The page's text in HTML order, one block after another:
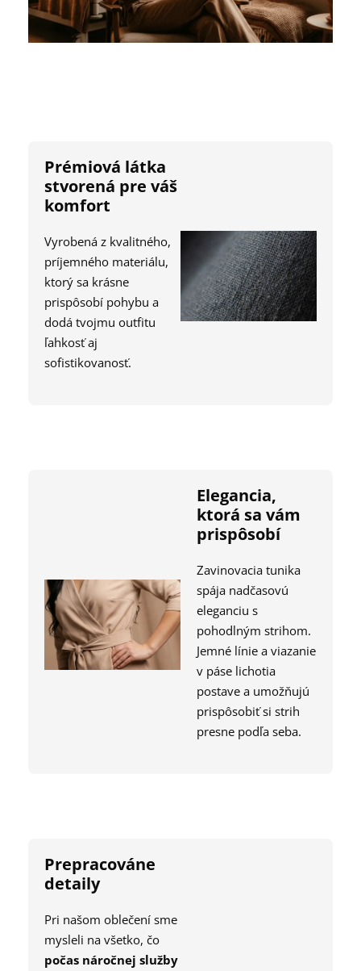
Prémiová látka
stvorená pre váš
komfort
Vyrobená z kvalitného,
príjemného materiálu,
ktorý sa krásne
prispôsobí pohybu a
dodá tvojmu outfitu
ľahkosť aj
sofistikovanosť.
Elegancia,
ktorá sa vám
prispôsobí
Zavinovacia tunika
spája nadčasovú
eleganciu s
pohodlným strihom.
Jemné línie a viazanie
v páse lichotia
postave a umožňujú
prispôsobiť si strih
presne podľa seba.
Prepracováne
detaily
Pri našom oblečení sme
mysleli na všetko, čo
počas náročnej služby